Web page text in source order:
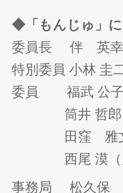
◆「もんじゅ」
委員長 伴 英幸
特別委員 小林 圭
委員 福武 公子
筒井 哲郎（
田窪 雅文（
西尾 漠（原
事務局 松久保